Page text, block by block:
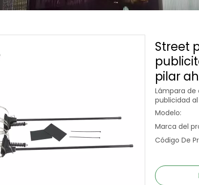
Street
pilar
Lámpara de
publicidad
Modelo:
Marca del
Código De